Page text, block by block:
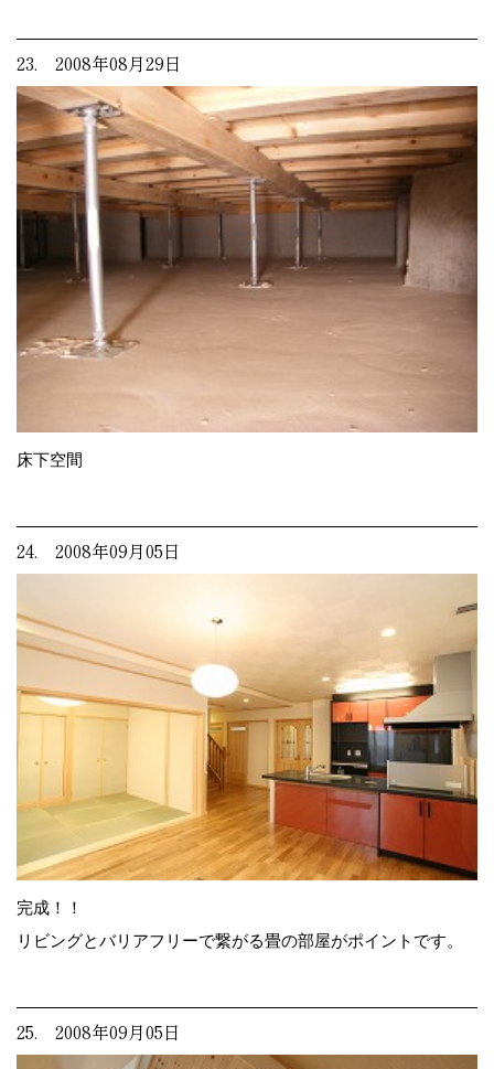
23. 2008年08月29日
床下空間
24. 2008年09月05日
完成！！
リビングとバリアフリーで繋がる畳の部屋がポイントです。
25. 2008年09月05日